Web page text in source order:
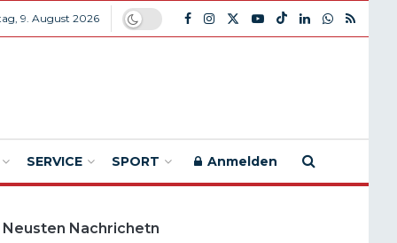
9. August 2026
SERVICE SPORT Anmelden
Neusten Nachrichetn